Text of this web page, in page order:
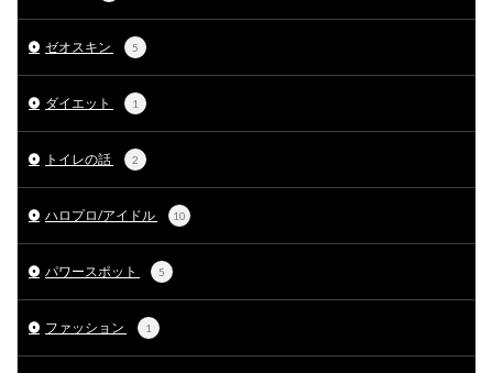
ゼオスキン 5
ダイエット 1
トイレの話 2
ハロプロ/アイドル 10
パワースポット 5
ファッション 1